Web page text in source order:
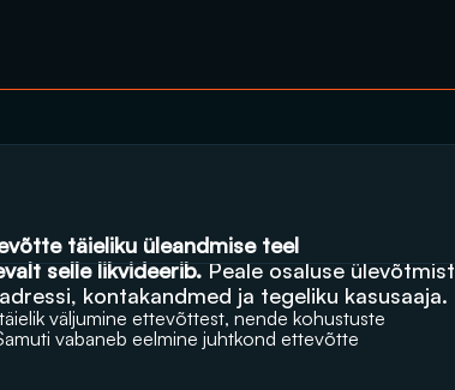
selle likvideerib. Peale osaluse ülevõtmist
kontakandmed ja tegeliku kasusaaja.
väljumine ettevõttest, nende kohustuste
vabaneb eelmine juhtkond ettevõtte